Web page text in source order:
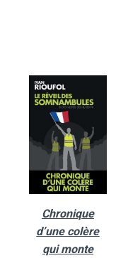
Chronique
d’une colère
qui monte